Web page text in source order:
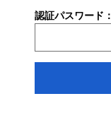
認証パスワード：